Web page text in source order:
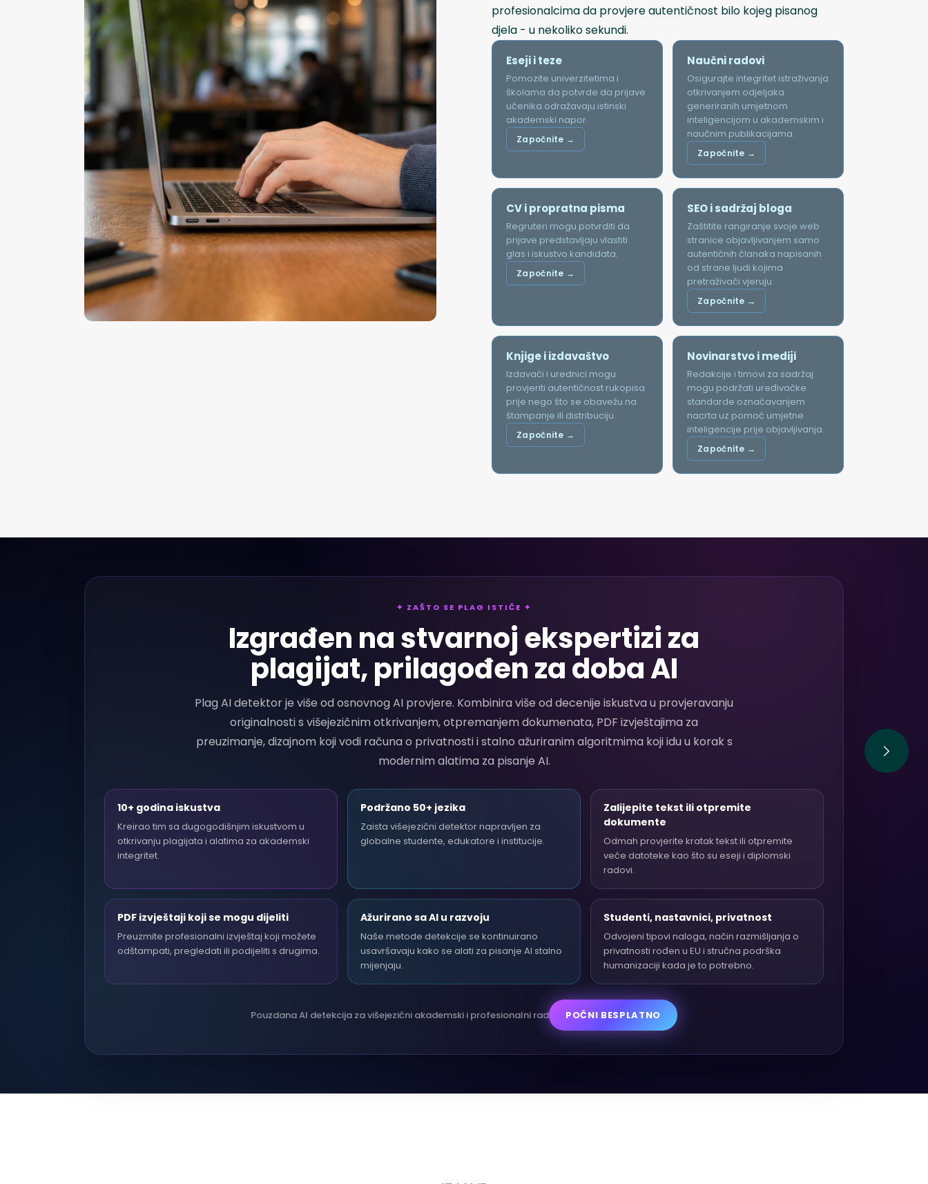
profesionalcima da provjere autentičnost bilo kojeg pisanog
djela - u nekoliko sekundi.
Eseji i teze
Pomozite univerzitetima i
školama da potvrde da prijave
učenika odražavaju istinski
akademski napor.
Započnite →
Naučni radovi
Osigurajte integritet istraživanja
otkrivanjem odjeljaka
generiranih umjetnom
inteligencijom u akademskim i
naučnim publikacijama.
Započnite →
CV i propratna pisma
Regruteri mogu potvrditi da
prijave predstavljaju vlastiti
glas i iskustvo kandidata.
Započnite →
SEO i sadržaj bloga
Zaštitite rangiranje svoje web
stranice objavljivanjem samo
autentičnih članaka napisanih
od strane ljudi kojima
pretraživači vjeruju.
Započnite →
Knjige i izdavaštvo
Izdavači i urednici mogu
provjeriti autentičnost rukopisa
prije nego što se obavežu na
štampanje ili distribuciju.
Započnite →
Novinarstvo i mediji
Redakcije i timovi za sadržaj
mogu podržati uređivačke
standarde označavanjem
nacrta uz pomoć umjetne
inteligencije prije objavljivanja.
Započnite →
✦ ZAŠTO SE PLAG ISTIČE ✦
Izgrađen na stvarnoj ekspertizi za
plagijat, prilagođen za doba AI
Plag AI detektor je više od osnovnog AI provjere. Kombinira više od decenije iskustva u provjeravanju
originalnosti s višejezičnim otkrivanjem, otpremanjem dokumenata, PDF izvještajima za
preuzimanje, dizajnom koji vodi računa o privatnosti i stalno ažuriranim algoritmima koji idu u korak s
modernim alatima za pisanje AI.
10+ godina iskustva
Kreirao tim sa dugogodišnjim iskustvom u
otkrivanju plagijata i alatima za akademski
integritet.
Podržano 50+ jezika
Zaista višejezični detektor napravljen za
globalne studente, edukatore i institucije.
Zalijepite tekst ili otpremite
dokumente
Odmah provjerite kratak tekst ili otpremite
veće datoteke kao što su eseji i diplomski
radovi.
PDF izvještaji koji se mogu dijeliti
Preuzmite profesionalni izvještaj koji možete
odštampati, pregledati ili podijeliti s drugima.
Ažurirano sa AI u razvoju
Naše metode detekcije se kontinuirano
usavršavaju kako se alati za pisanje AI stalno
mijenjaju.
Studenti, nastavnici, privatnost
Odvojeni tipovi naloga, način razmišljanja o
privatnosti rođen u EU i stručna podrška
humanizaciji kada je to potrebno.
Pouzdana AI detekcija za višejezični akademski i profesionalni rad POČNI BESPLATNO